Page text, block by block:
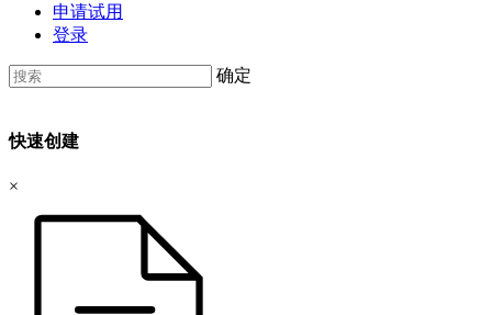
申请试用
登录
确定
快速创建
×